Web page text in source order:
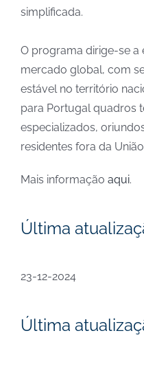
simplificada.
O programa dirige-se a
mercado global, com
estável no território
para Portugal quadros
especializados,
residentes fora da
Mais informação aqui.
Última
23-12-2024
Última